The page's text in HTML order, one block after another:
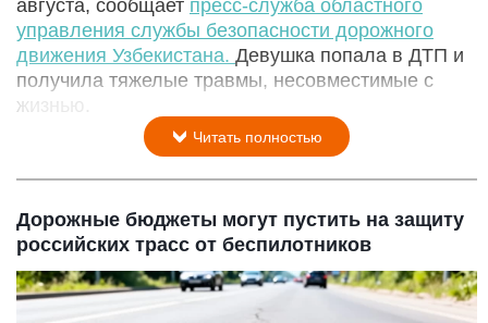
августа, сообщает пресс-служба областного
управления службы безопасности дорожного
движения Узбекистана. Девушка попала в ДТП и
получила тяжелые травмы, несовместимые с
жизнью.
Читать полностью
Дорожные бюджеты могут пустить на защиту
российских трасс от беспилотников